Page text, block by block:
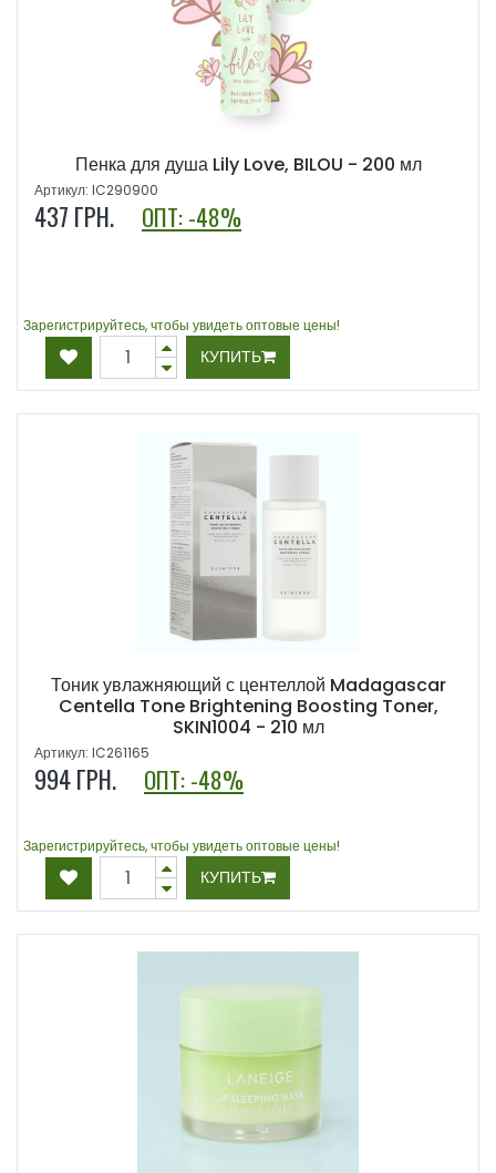
Пенка для душа Lily Love, BILOU - 200 мл
Артикул: IC290900
437 ГРН. ОПТ: -48%
Зарегистрируйтесь, чтобы увидеть оптовые цены!
КУПИТЬ
Тоник увлажняющий с центеллой Madagascar
Centella Tone Brightening Boosting Toner,
SKIN1004 - 210 мл
Артикул: IC261165
994ГРН. ОПТ: -48%
Зарегистрируйтесь, чтобы увидеть оптовые цены!
КУПИТЬ